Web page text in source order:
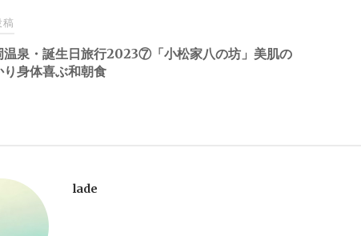
温泉・誕生日旅行2023⑦「小松家八の坊」美肌の
り身体喜ぶ和朝食
lade